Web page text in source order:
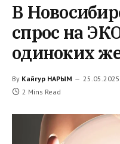
В
спрос на
одиноких
By Кайгур НАРЫМ 25.05.2025
2 Mins Read